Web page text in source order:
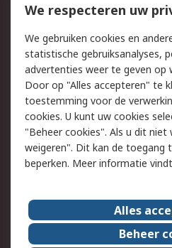
Bestellen
Track & Trace
Wettelijk
Cookiebeleid
Privacybeleid
Algemene
verkoopvoorwaarden
Over RS
RS Group
We respecteren uw
We gebruiken cookies en
statistische gebruiksanalyses,
advertenties weer te geven op
Door op "Alles accepteren" te
toestemming voor de
cookies. U kunt uw cookies
"Beheer cookies". Als u dit niet
weigeren". Dit kan de toegang
beperken. Meer informatie
Alles
Beheer